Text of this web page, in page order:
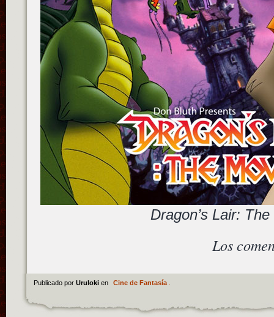
Dragon’s Lair:
Los
Publicado por Uruloki en Cine de Fantasía.